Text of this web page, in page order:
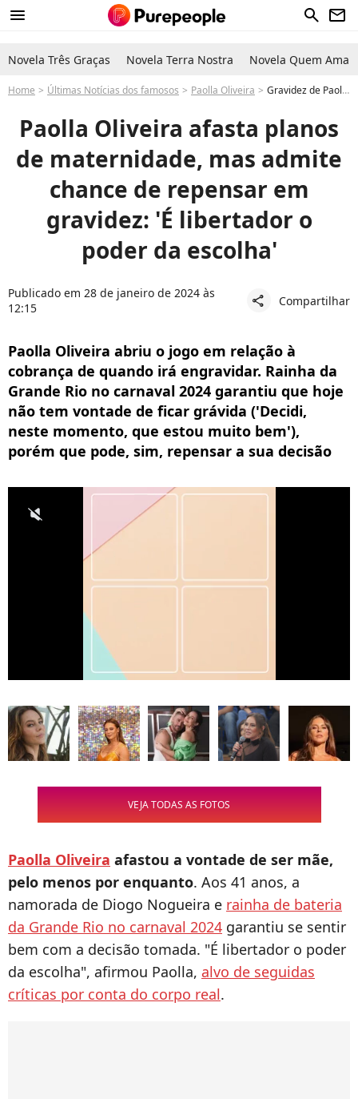
menu search newsletter
Novela Três Graças Novela Terra Nostra Novela Quem Ama
Home Últimas Notícias dos famosos Paolla Oliveira Gravidez de Paolla Oliveira: rainha do carnaval 2024 nega planos de engravidar, mas admite: 'Posso mudar de ideia'
Paolla Oliveira afasta planos
de maternidade, mas admite
chance de repensar em
gravidez: 'É libertador o
poder da escolha'
Publicado em 28 de janeiro de 2024 às
12:15
share Compartilhar
Paolla Oliveira abriu o jogo em relação à
cobrança de quando irá engravidar. Rainha da
Grande Rio no carnaval 2024 garantiu que hoje
não tem vontade de ficar grávida ('Decidi,
neste momento, que estou muito bem'),
porém que pode, sim, repensar a sua decisão
VEJA TODAS AS FOTOS
Paolla Oliveira afastou a vontade de ser mãe,
pelo menos por enquanto. Aos 41 anos, a
namorada de Diogo Nogueira e rainha de bateria
da Grande Rio no carnaval 2024 garantiu se sentir
bem com a decisão tomada. "É libertador o poder
da escolha", afirmou Paolla, alvo de seguidas
críticas por conta do corpo real.